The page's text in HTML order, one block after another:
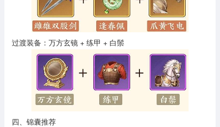
过渡装备：万方玄镜 + 练甲 + 白鬃
四、锦囊推荐